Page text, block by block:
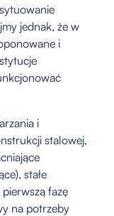
jednak, że w
i
i
stalowej,
stałe
fazę
na potrzeby